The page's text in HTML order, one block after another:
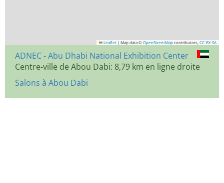
Leaflet | Map data © OpenStreetMap contributors, CC-BY-SA
ADNEC - Abu Dhabi National Exhibition Center
Centre-ville de Abou Dabi: 8,79 km en ligne droite
Salons à Abou Dabi